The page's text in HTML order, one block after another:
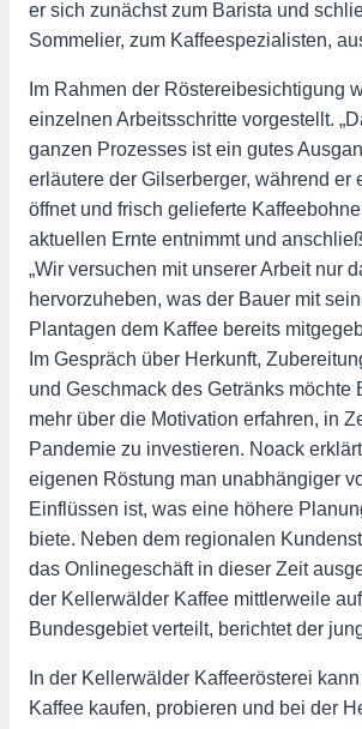
er sich zunächst zum Barista und
Sommelier, zum Kaffeespezialisten,
Im Rahmen der Röstereibesichtigung
einzelnen Arbeitsschritte vorgestellt.
ganzen Prozesses ist ein gutes
erläutere der Gilserberger, während er
öffnet und frisch gelieferte
aktuellen Ernte entnimmt und
„Wir versuchen mit unserer Arbeit nur
hervorzuheben, was der Bauer mit
Plantagen dem Kaffee bereits
Im Gespräch über Herkunft,
und Geschmack des Getränks möchte
mehr über die Motivation erfahren, in
Pandemie zu investieren. Noack
eigenen Röstung man unabhängiger
Einflüssen ist, was eine höhere
biete. Neben dem regionalen
das Onlinegeschäft in dieser Zeit
der Kellerwälder Kaffee mittlerweile
Bundesgebiet verteilt, berichtet der
In der Kellerwälder Kaffeerösterei
Kaffee kaufen, probieren und bei der